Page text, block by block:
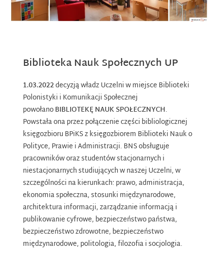
Biblioteka Nauk Społecznych UP
1.03.2022decyzją władz Uczelni w miejsce Biblioteki
Polonistyki i Komunikacji Społecznej
powołanoBIBLIOTEKĘ NAUK SPOŁECZNYCH.
Powstała ona przez połączenie części bibliologicznej
księgozbioru BPiKS z księgozbiorem Biblioteki Nauk o
Polityce, Prawie i Administracji. BNS obsługuje
pracowników oraz studentów stacjonarnych i
niestacjonarnych studiujących w naszej Uczelni, w
szczególności na kierunkach: prawo, administracja,
ekonomia społeczna, stosunki międzynarodowe,
architektura informacji, zarządzanie informacją i
publikowanie cyfrowe, bezpieczeństwo państwa,
bezpieczeństwo zdrowotne, bezpieczeństwo
międzynarodowe, politologia, filozofia i socjologia.